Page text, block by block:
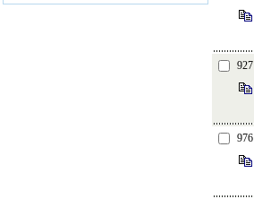
927
976